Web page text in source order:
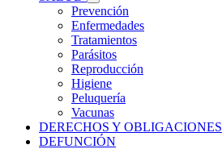
Prevención
Enfermedades
Tratamientos
Parásitos
Reproducción
Higiene
Peluquería
Vacunas
DERECHOS Y OBLIGACIONES
DEFUNCIÓN